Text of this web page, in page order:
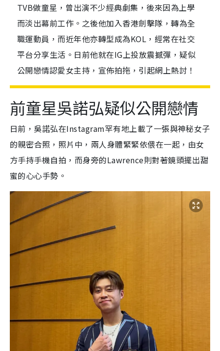
TVB做童星，曾出演不少經典劇集，後來因為上學
而淡出幕前工作。之後他加入香港劍擊隊，轉為全
職運動員，而近年他亦轉型成為KOL，經常在社交
平台分享生活。日前他就在IG上投放震撼彈，疑似
公開戀情認愛女主持，宣佈拍拖，引起網上熱討！
前童星吳諾弘疑似公開戀情
日前，吳諾弘在Instagram罕有地上載了一張與神秘女子
的親密合照，照片中，兩人身體緊緊依偎在一起，由女
方手持手機自拍，而身旁的Lawrence則對著鏡頭擺出甜
蜜的心心手勢。